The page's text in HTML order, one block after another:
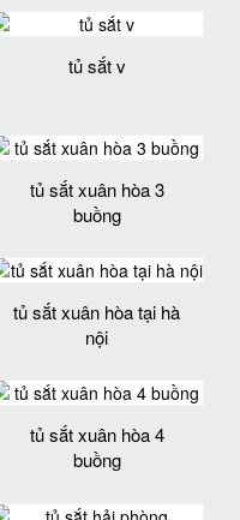
tủ sắt v
tủ sắt xuân hòa 3
buồng
tủ sắt xuân hòa tại hà
nội
tủ sắt xuân hòa 4
buồng